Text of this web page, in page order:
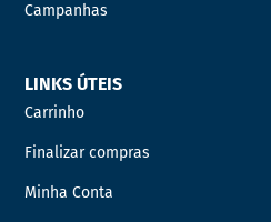
Campanhas
LINKS ÚTEIS
Carrinho
Finalizar compras
Minha Conta